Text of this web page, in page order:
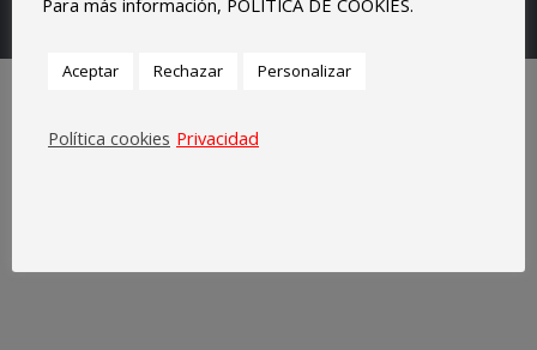
Para más información, POLÍTICA DE COOKIES.
Aceptar Rechazar Personalizar
Política cookies Privacidad